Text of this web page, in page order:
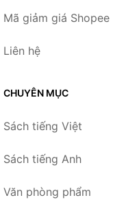
Mã giảm giá Shopee
Liên hệ
CHUYÊN MỤC
Sách tiếng Việt
Sách tiếng Anh
Văn phòng phẩm